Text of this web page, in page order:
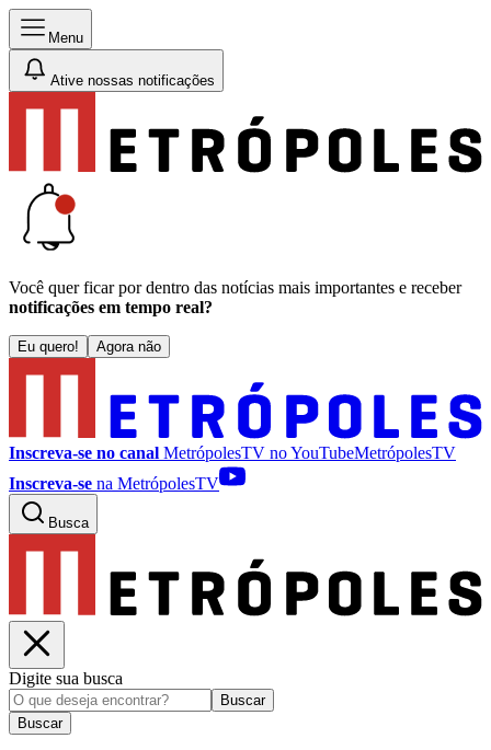
Menu
Ative nossas notificações
Você quer ficar por dentro das notícias mais importantes e receber
notificações em tempo real?
Eu quero! Agora não
Inscreva-se no canal MetrópolesTV noYouTubeMetrópolesTV
Inscreva-se na MetrópolesTV
Busca
Digite sua busca
Buscar
Buscar